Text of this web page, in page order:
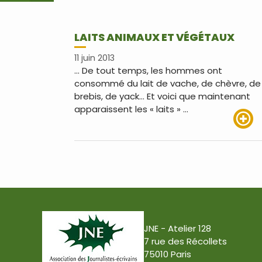
LAITS ANIMAUX ET VÉGÉTAUX
11 juin 2013
… De tout temps, les hommes ont
consommé du lait de vache, de chèvre, de
brebis, de yack… Et voici que maintenant
apparaissent les « laits » …
JNE - Atelier 128
7 rue des Récollets
75010 Paris